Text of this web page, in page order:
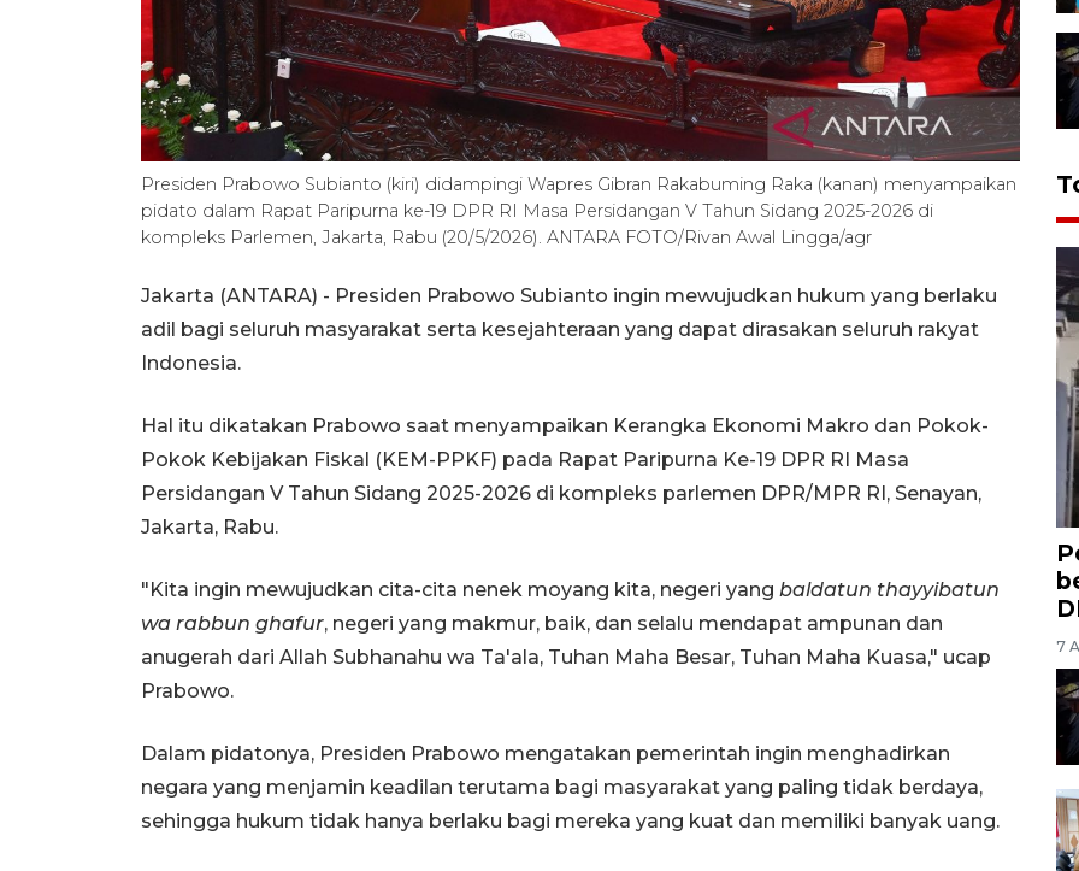
Presiden Prabowo Subianto (kiri) didampingi Wapres Gibran Rakabuming Raka (kanan) menyampaikan
pidato dalam Rapat Paripurna ke-19 DPR RI Masa Persidangan V Tahun Sidang 2025-2026 di
kompleks Parlemen, Jakarta, Rabu (20/5/2026). ANTARA FOTO/Rivan Awal Lingga/agr
Jakarta (ANTARA) - Presiden Prabowo Subianto ingin mewujudkan hukum yang berlaku
adil bagi seluruh masyarakat serta kesejahteraan yang dapat dirasakan seluruh rakyat
Indonesia.
Hal itu dikatakan Prabowo saat menyampaikan Kerangka Ekonomi Makro dan Pokok-
Pokok Kebijakan Fiskal (KEM-PPKF) pada Rapat Paripurna Ke-19 DPR RI Masa
Persidangan V Tahun Sidang 2025-2026 di kompleks parlemen DPR/MPR RI, Senayan,
Jakarta, Rabu.
"Kita ingin mewujudkan cita-cita nenek moyang kita, negeri yang baldatun thayyibatun
wa rabbun ghafur, negeri yang makmur, baik, dan selalu mendapat ampunan dan
anugerah dari Allah Subhanahu wa Ta'ala, Tuhan Maha Besar, Tuhan Maha Kuasa," ucap
Prabowo.
Dalam pidatonya, Presiden Prabowo mengatakan pemerintah ingin menghadirkan
negara yang menjamin keadilan terutama bagi masyarakat yang paling tidak berdaya,
sehingga hukum tidak hanya berlaku bagi mereka yang kuat dan memiliki banyak uang.
7